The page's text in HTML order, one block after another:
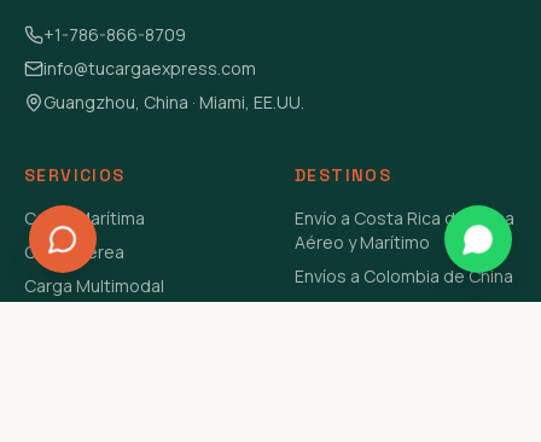
+1-786-866-8709
info@tucargaexpress.com
Guangzhou, China · Miami, EE.UU.
SERVICIOS
Carga Marítima
Carga Aérea
Carga Multimodal
DESTINOS
Envío a Costa Rica de China
Aéreo y Marítimo
Envíos a Colombia de China